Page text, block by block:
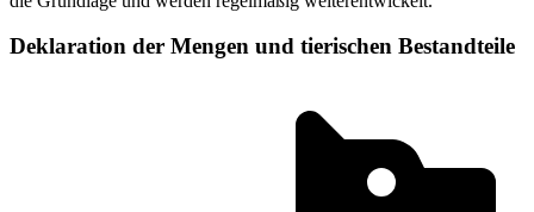
Deklaration der Mengen und tierischen Bestandteile